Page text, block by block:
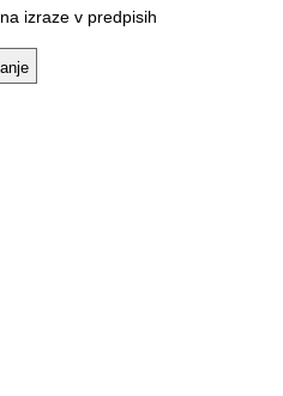
na izraze v predpisih